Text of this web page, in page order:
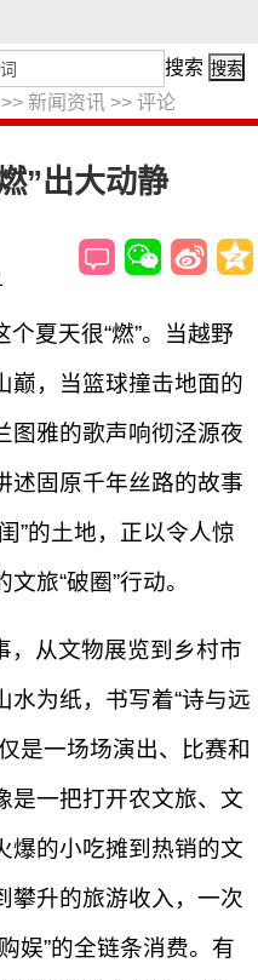
>> 新闻资讯 >> 评论
搜索 搜索
”出大动静
夏天很“燃”。当越野
巅，当篮球撞击地面的
图雅的歌声响彻泾源夜
述固原千年丝路的故事
”的土地，正以令人惊
旅“破圈”行动。
，从文物展览到乡村市
为纸，书写着“诗与远
是一场场演出、比赛和
是一把打开农文旅、文
爆的小吃摊到热销的文
攀升的旅游收入，一次
娱”的全链条消费。有